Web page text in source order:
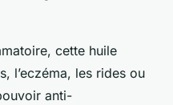
cette huile
l’eczéma, les rides ou
anti-